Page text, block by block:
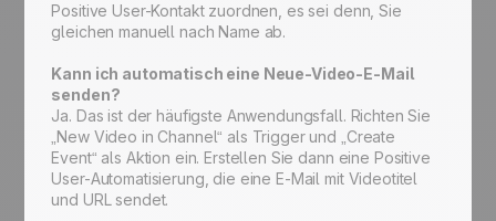
Positive User-Kontakt zuordnen, es sei denn, Sie
gleichen manuell nach Name ab.
Kann ich automatisch eine Neue-Video-E-Mail
senden?
Ja. Das ist der häufigste Anwendungsfall. Richten Sie
„New Video in Channel“ als Trigger und „Create
Event“ als Aktion ein. Erstellen Sie dann eine Positive
User-Automatisierung, die eine E-Mail mit Videotitel
und URL sendet.